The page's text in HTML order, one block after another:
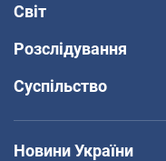
Світ
Розслідування
Суспільство
Новини України